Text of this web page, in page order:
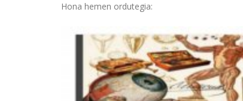
Hona hemen ordutegia: